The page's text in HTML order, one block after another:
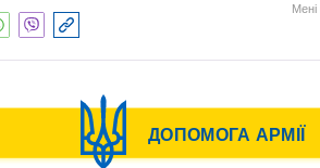
Мені